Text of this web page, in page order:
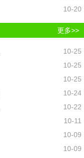
10-20
更多>>
10-25
10-25
10-25
10-24
10-22
10-11
10-09
10-09